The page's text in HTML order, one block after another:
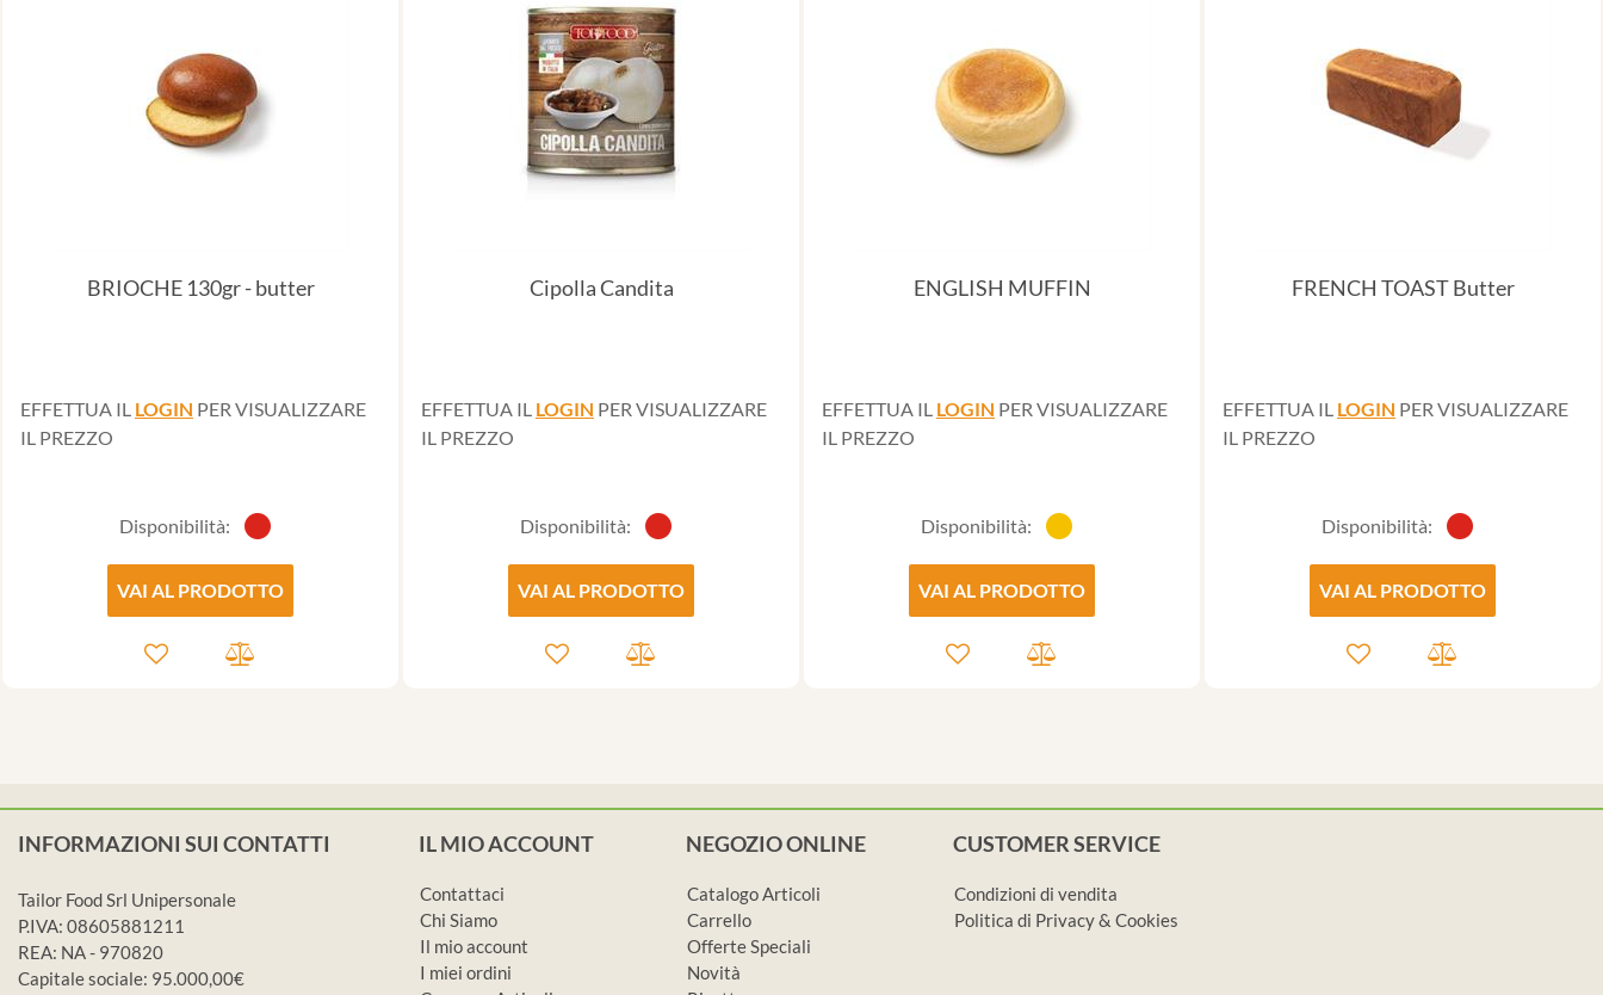
BRIOCHE 130gr - butter
EFFETTUA IL LOGIN PER VISUALIZZARE
IL PREZZO
Disponibilità:
VAI AL PRODOTTO
Cipolla Candita
EFFETTUA IL LOGIN PER VISUALIZZARE
IL PREZZO
Disponibilità:
VAI AL PRODOTTO
ENGLISH MUFFIN
EFFETTUA IL LOGIN PER VISUALIZZARE
IL PREZZO
Disponibilità:
VAI AL PRODOTTO
FRENCH TOAST Butter
EFFETTUA IL LOGIN PER VISUALIZZARE
IL PREZZO
Disponibilità:
VAI AL PRODOTTO
INFORMAZIONI SUI CONTATTI
Tailor Food Srl Unipersonale
P.IVA: 08605881211
REA: NA - 970820
Capitale sociale: 95.000,00€
IL MIO ACCOUNT
Contattaci
Chi Siamo
Il mio account
I miei ordini
NEGOZIO ONLINE
Catalogo Articoli
Carrello
Offerte Speciali
Novità
CUSTOMER SERVICE
Condizioni di vendita
Politica di Privacy & Cookies